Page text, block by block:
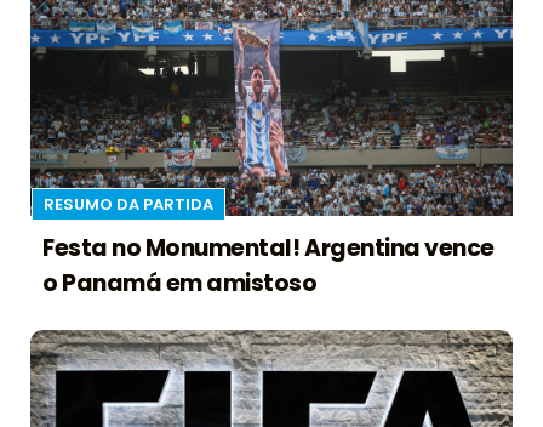
RESUMO DA PARTIDA
Festa no Monumental! Argentina vence
o Panamá em amistoso